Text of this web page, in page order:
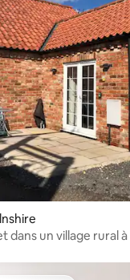
dans un village rural